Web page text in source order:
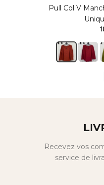
Pull Col V
Recevez vos
service de